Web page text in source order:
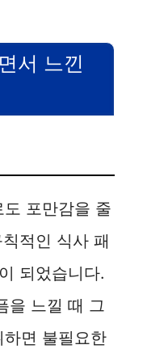
서 느낀
포만감을 줄
적인 식사 패
되었습니다.
을 느낄 때 그
면 불필요한